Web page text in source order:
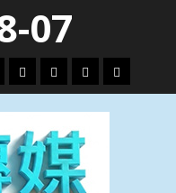
07
政
治
國
際
運
動
生
活